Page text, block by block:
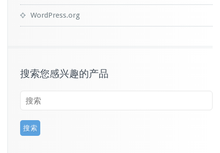
WordPress.org
搜索您感兴趣的产品